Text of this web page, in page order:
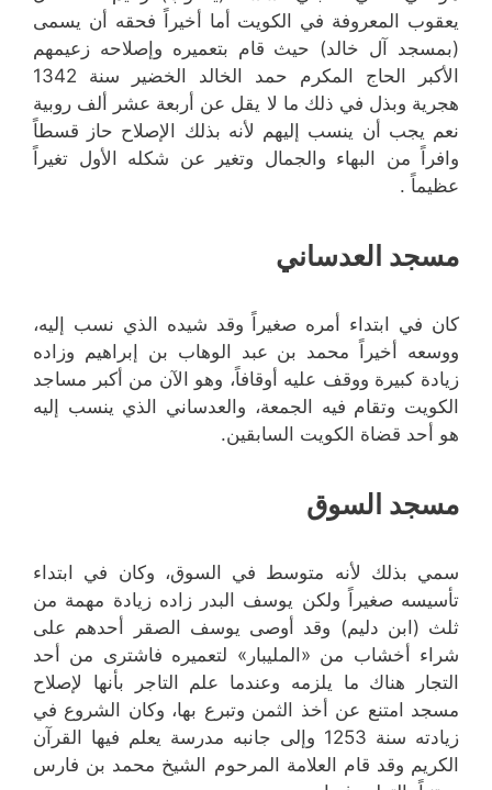
يعقوب المعروفة في الكويت أما أخيراً فحقه أن يسمى
(بمسجد آل خالد) حيث قام بتعميره وإصلاحه زعيمهم
الأكبر الحاج المكرم حمد الخالد الخضير سنة 1342
هجرية وبذل في ذلك ما لا يقل عن أربعة عشر ألف روبية
نعم يجب أن ينسب إليهم لأنه بذلك الإصلاح حاز قسطاً
وافراً من البهاء والجمال وتغير عن شكله الأول تغيراً
عظيماً .
مسجد العدساني
كان في ابتداء أمره صغيراً وقد شيده الذي نسب إليه،
ووسعه أخيراً محمد بن عبد الوهاب بن إبراهيم وزاده
زيادة كبيرة ووقف عليه أوقافاً، وهو الآن من أكبر مساجد
الكويت وتقام فيه الجمعة، والعدساني الذي ينسب إليه
هو أحد قضاة الكويت السابقين.
مسجد السوق
سمي بذلك لأنه متوسط في السوق، وكان في ابتداء
تأسيسه صغيراً ولكن يوسف البدر زاده زيادة مهمة من
ثلث (ابن دليم) وقد أوصى يوسف الصقر أحدهم على
شراء أخشاب من «المليبار» لتعميره فاشترى من أحد
التجار هناك ما يلزمه وعندما علم التاجر بأنها لإصلاح
مسجد امتنع عن أخذ الثمن وتبرع بها، وكان الشروع في
زيادته سنة 1253 وإلى جانبه مدرسة يعلم فيها القرآن
الكريم وقد قام العلامة المرحوم الشيخ محمد بن فارس